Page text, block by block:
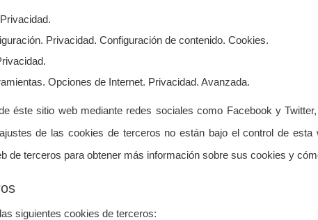
Privacidad. Configuración de contenido. Cookies.
Opciones de Internet. Privacidad. Avanzada.
éste sitio web mediante redes sociales como Facebook y
de las cookies de terceros no están bajo el control de esta
de terceros para obtener más información sobre sus cookies y
siguientes cookies de terceros: